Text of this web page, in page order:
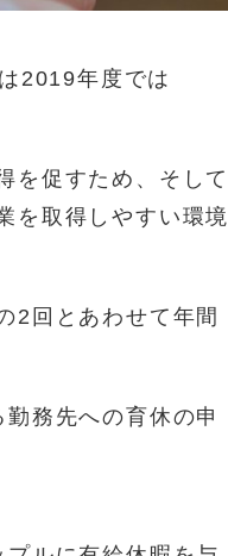
2019年度では
を促すため、そして
を取得しやすい環境
2回とあわせて年間
務先への育休の申